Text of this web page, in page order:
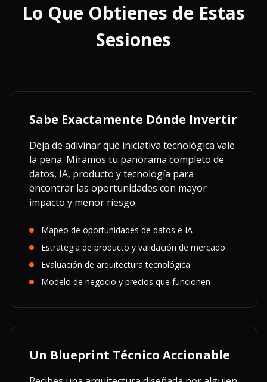
Lo Que Obtienes de Estas
Sesiones
Sabe Exactamente Dónde Invertir
Deja de adivinar qué iniciativa tecnológica vale
la pena. Miramos tu panorama completo de
datos, IA, producto y tecnología para
encontrar las oportunidades con mayor
impacto y menor riesgo.
Mapeo de oportunidades de datos e IA
Estrategia de producto y validación de mercado
Evaluación de arquitectura tecnológica
Modelo de negocio y precios que funcionen
Un Blueprint Técnico Accionable